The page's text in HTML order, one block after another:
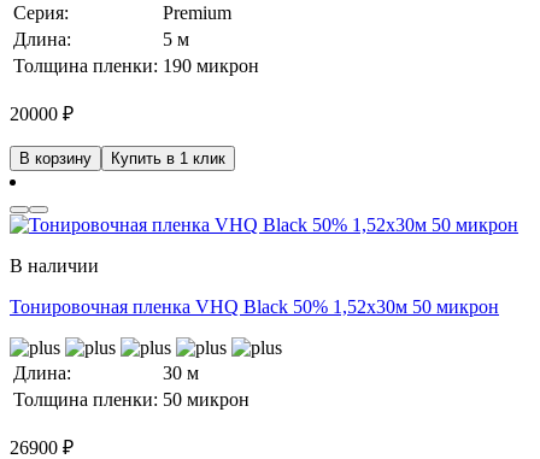
Серия:
Premium
Длина:
5 м
Толщина пленки: 190 микрон
20000 ₽
В корзину Купить в 1 клик
В наличии
Тонировочная пленка VHQ Black 50% 1,52x30м 50 микрон
Длина:
30 м
Толщина пленки: 50 микрон
26900 ₽